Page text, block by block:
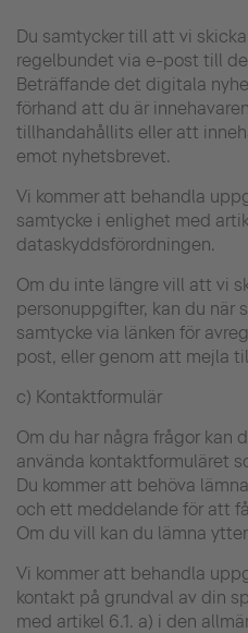
Du samtycker till att vi
regelbundet via e-post till
Beträffande det digitala
förhand att du är
tillhandahållits eller att
emot nyhetsbrevet.
Vi kommer att behandla
samtycke i enlighet med
dataskyddsförordningen.
Om du inte längre vill att vi
personuppgifter, kan du när
samtycke via länken för
post, eller genom att mejla
c) Kontaktformulär
Om du har några frågor kan
använda kontaktformuläret
Du kommer att behöva
och ett meddelande för att
Om du vill kan du lämna
Vi kommer att behandla
kontakt på grundval av din
med artikel 6.1. a) i den